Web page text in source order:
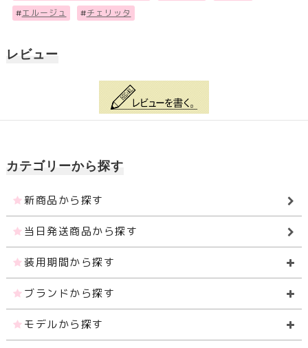
#エルージュ #チェリッタ
レビュー
カテゴリーから探す
新商品から探す
当日発送商品から探す
装用期間から探す
ブランドから探す
モデルから探す